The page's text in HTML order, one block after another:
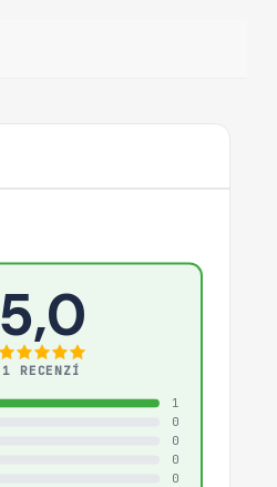
5,0
1 RECENZÍ
1
0
0
0
0